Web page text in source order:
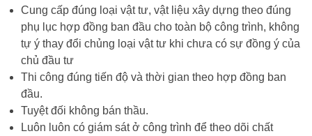
Cung cấp đúng loại vật tư, vật liệu xây dựng theo đúng
phụ lục hợp đồng ban đầu cho toàn bộ công trình, không
tự ý thay đổi chủng loại vật tư khi chưa có sự đồng ý của
chủ đầu tư
Thi công đúng tiến độ và thời gian theo hợp đồng ban
đầu.
Tuyệt đối không bán thầu.
Luôn luôn có giám sát ở công trình để theo dõi chất